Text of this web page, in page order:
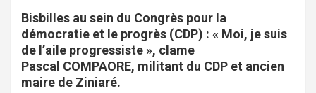
Bisbilles au sein du Congrès pour la
démocratie et le progrès (CDP) : « Moi, je suis
de l’aile progressiste », clame
Pascal COMPAORE, militant du CDP et ancien
maire de Ziniaré.